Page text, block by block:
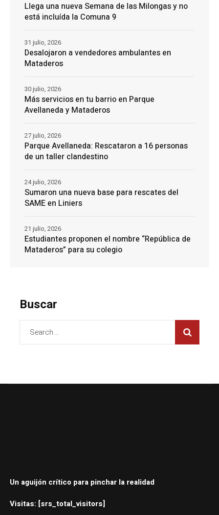
Llega una nueva Semana de las Milongas y no
está incluída la Comuna 9
Desalojaron a vendedores ambulantes en
Mataderos
31 julio, 2026
Más servicios en tu barrio en Parque
Avellaneda y Mataderos
30 julio, 2026
Parque Avellaneda: Rescataron a 16 personas
de un taller clandestino
27 julio, 2026
Sumaron una nueva base para rescates del
SAME en Liniers
24 julio, 2026
Estudiantes proponen el nombre “República de
Mataderos” para su colegio
21 julio, 2026
Buscar
Un aguijón crítico para pinchar la realidad
Visitas: [srs_total_visitors]